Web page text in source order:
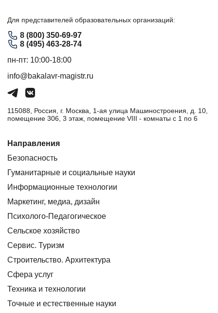
Для представителей образовательных организаций:
8 (800) 350-69-97
8 (495) 463-28-74
пн-пт: 10:00-18:00
info@bakalavr-magistr.ru
115088, Россия, г. Москва, 1-ая улица Машиностроения, д. 10,
помещение 306, 3 этаж, помещение VIII - комнаты с 1 по 6
Направления
Безопасность
Гуманитарные и социальные науки
Информационные технологии
Маркетинг, медиа, дизайн
Психолого-Педагогическое
Сельское хозяйство
Сервис. Туризм
Строительство. Архитектура
Сфера услуг
Техника и технологии
Точные и естественные науки